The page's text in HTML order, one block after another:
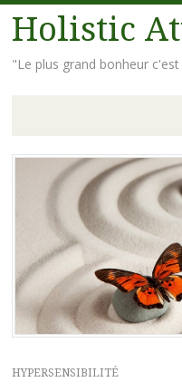
Holistic
"Le plus grand bonheur
Aller
principal
HYPERSENSIBILITÉ